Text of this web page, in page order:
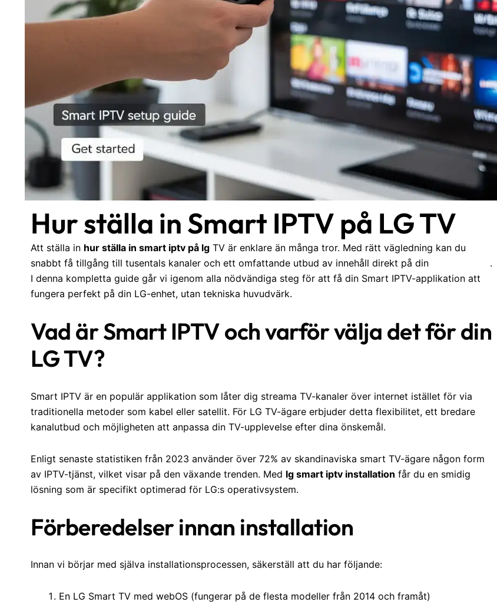
Hur ställa in Smart IPTV på LG TV
Att ställa in hur ställa in smart iptv på lg TV är enklare än många tror. Med rätt vägledning kan du
snabbt få tillgång till tusentals kanaler och ett omfattande utbud av innehåll direkt på din
.
I denna kompletta guide går vi igenom alla nödvändiga steg för att få din Smart IPTV-applikation att
fungera perfekt på din LG-enhet, utan tekniska huvudvärk.
Vad är Smart IPTV och varför välja det för din
LG TV?
Smart IPTV är en populär applikation som låter dig streama TV-kanaler över internet istället för via
traditionella metoder som kabel eller satellit. För LG TV-ägare erbjuder detta flexibilitet, ett bredare
kanalutbud och möjligheten att anpassa din TV-upplevelse efter dina önskemål.
Enligt senaste statistiken från 2023 använder över 72% av skandinaviska smart TV-ägare någon form
av IPTV-tjänst, vilket visar på den växande trenden. Med lg smart iptv installation får du en smidig
lösning som är specifikt optimerad för LG:s operativsystem.
Förberedelser innan installation
Innan vi börjar med själva installationsprocessen, säkerställ att du har följande:
En LG Smart TV med webOS (fungerar på de flesta modeller från 2014 och framåt)